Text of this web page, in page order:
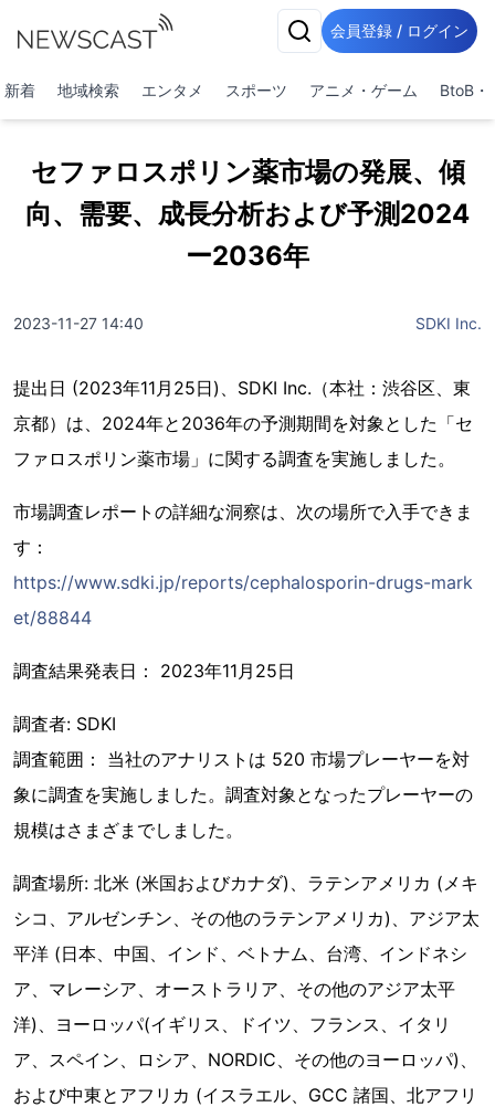
会員登録 / ログイン
新着 地域検索 エンタメ スポーツ アニメ・ゲーム BtoB・
セファロスポリン薬市場の発展、傾
向、需要、成長分析および予測2024
ー2036年
2023-11-27 14:40 SDKI Inc.
提出日 (2023年11月25日)、SDKI Inc.（本社：渋谷区、東
京都）は、2024年と2036年の予測期間を対象とした「セ
ファロスポリン薬市場」に関する調査を実施しました。
市場調査レポートの詳細な洞察は、次の場所で入手できま
す：
https://www.sdki.jp/reports/cephalosporin-drugs-mark
et/88844
調査結果発表日： 2023年11月25日
調査者: SDKI
調査範囲： 当社のアナリストは 520 市場プレーヤーを対
象に調査を実施しました。調査対象となったプレーヤーの
規模はさまざまでしました。
調査場所: 北米 (米国およびカナダ)、ラテンアメリカ (メキ
シコ、アルゼンチン、その他のラテンアメリカ)、アジア太
平洋 (日本、中国、インド、ベトナム、台湾、インドネシ
ア、マレーシア、オーストラリア、その他のアジア太平
洋)、ヨーロッパ(イギリス、ドイツ、フランス、イタリ
ア、スペイン、ロシア、NORDIC、その他のヨーロッパ)、
および中東とアフリカ (イスラエル、GCC 諸国、北アフリ